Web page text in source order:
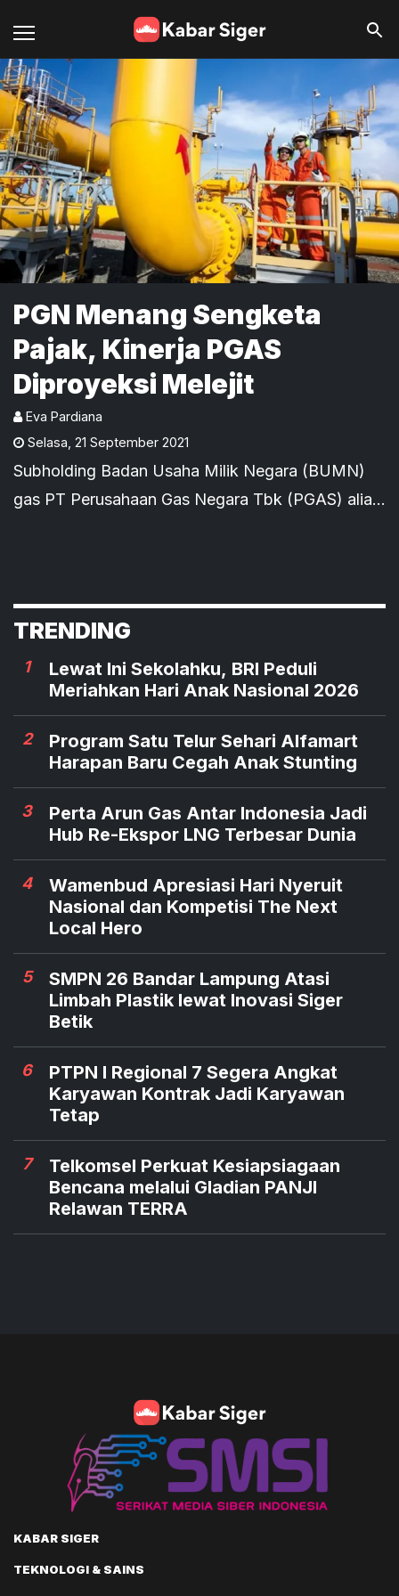
PGN Menang Sengketa
Pajak, Kinerja PGAS
Diproyeksi Melejit
Eva Pardiana
Selasa 21 September 2021
Subholding Badan Usaha Milik Negara (BUMN)
gas PT Perusahaan Gas Negara Tbk (PGAS) alias
laba bersih melonjak dan menjadi katalis positif
terhadap kinerja saham PGAS.
TRENDING
1
Lewat Ini Sekolahku, BRI Peduli
Meriahkan Hari Anak Nasional 2026
2
Program Satu Telur Sehari Alfamart
Harapan Baru Cegah Anak Stunting
3
Perta Arun Gas Antar Indonesia Jadi
Hub Re-Ekspor LNG Terbesar Dunia
4
Wamenbud Apresiasi Hari Nyeruit
Nasional dan Kompetisi The Next
Local Hero
5
SMPN 26 Bandar Lampung Atasi
Limbah Plastik lewat Inovasi Siger
Betik
6
PTPN I Regional 7 Segera Angkat
Karyawan Kontrak Jadi Karyawan
Tetap
7
Telkomsel Perkuat Kesiapsiagaan
Bencana melalui Gladian PANJI
Relawan TERRA
KABAR SIGER
TEKNOLOGI & SAINS